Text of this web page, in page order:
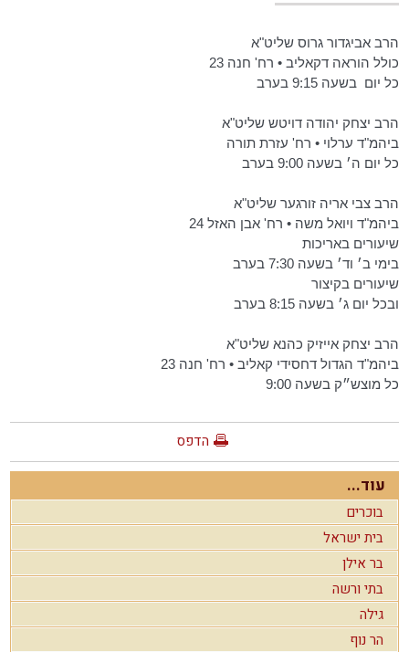
הרב אביגדור גרוס שליט"א
כולל הוראה דקאליב • רח' חנה 23
כל יום בשעה 9:15 בערב
הרב יצחק יהודה דויטש שליט"א
ביהמ"ד ערלוי • רח' עזרת תורה
כל יום ה׳ בשעה 9:00 בערב
הרב צבי אריה זורגער שליט"א
ביהמ"ד ויואל משה • רח' אבן האזל 24
שיעורים באריכות
בימי ב׳ וד׳ בשעה 7:30 בערב
שיעורים בקיצור
ובכל יום ג׳ בשעה 8:15 בערב
הרב יצחק אייזיק כהנא שליט"א
ביהמ"ד הגדול דחסידי קאליב • רח' חנה 23
כל מוצש״ק בשעה 9:00
הדפס
עוד...
בוכרים
בית ישראל
בר אילן
בתי ורשה
גילה
הר נוף